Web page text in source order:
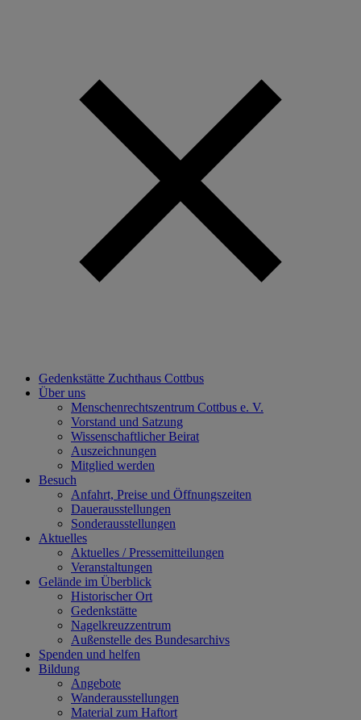
Gedenkstätte Zuchthaus Cottbus
Über uns
Menschenrechtszentrum Cottbus e. V.
Vorstand und Satzung
Wissenschaftlicher Beirat
Auszeichnungen
Mitglied werden
Besuch
Anfahrt, Preise und Öffnungszeiten
Dauerausstellungen
Sonderausstellungen
Aktuelles
Aktuelles / Pressemitteilungen
Veranstaltungen
Gelände im Überblick
Historischer Ort
Gedenkstätte
Nagelkreuzzentrum
Außenstelle des Bundesarchivs
Spenden und helfen
Bildung
Angebote
Wanderausstellungen
Material zum Haftort